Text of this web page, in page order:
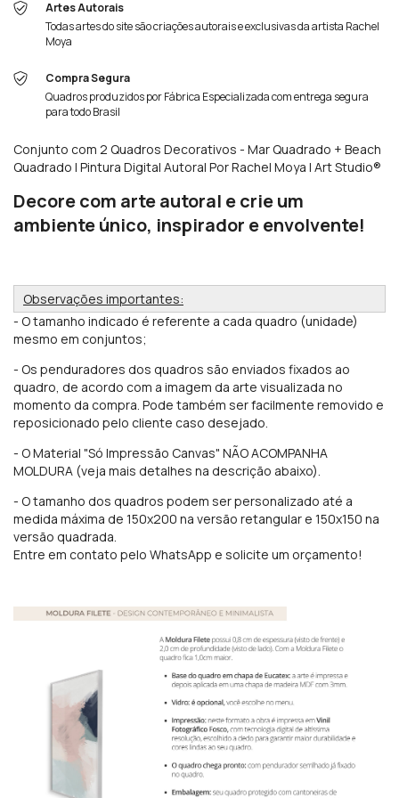
Artes Autorais
Todas artes do site são criações autorais e exclusivas da artista Rachel
Moya
Compra Segura
Quadros produzidos por Fábrica Especializada com entrega segura
para todo Brasil
Conjunto com 2 Quadros Decorativos - Mar Quadrado + Beach
Quadrado | Pintura Digital Autoral Por Rachel Moya | Art Studio®
Decore com arte autoral e crie um
ambiente único, inspirador e envolvente!
Observações importantes:
- O tamanho indicado é referente a cada quadro (unidade)
mesmo em conjuntos;
- Os penduradores dos quadros são enviados fixados ao
quadro, de acordo com a imagem da arte visualizada no
momento da compra. Pode também ser facilmente removido e
reposicionado pelo cliente caso desejado.
- O Material "Só Impressão Canvas" NÃO ACOMPANHA
MOLDURA (veja mais detalhes na descrição abaixo).
- O tamanho dos quadros podem ser personalizado até a
medida máxima de 150x200 na versão retangular e 150x150 na
versão quadrada.
Entre em contato pelo WhatsApp e solicite um orçamento!